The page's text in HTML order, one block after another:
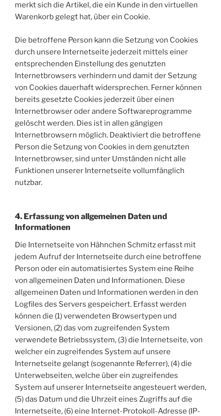
merkt sich die Artikel, die ein Kunde in den virtuellen
Warenkorb gelegt hat, über ein Cookie.
Die betroffene Person kann die Setzung von Cookies
durch unsere Internetseite jederzeit mittels einer
entsprechenden Einstellung des genutzten
Internetbrowsers verhindern und damit der Setzung
von Cookies dauerhaft widersprechen. Ferner können
bereits gesetzte Cookies jederzeit über einen
Internetbrowser oder andere Softwareprogramme
gelöscht werden. Dies ist in allen gängigen
Internetbrowsern möglich. Deaktiviert die betroffene
Person die Setzung von Cookies in dem genutzten
Internetbrowser, sind unter Umständen nicht alle
Funktionen unserer Internetseite vollumfänglich
nutzbar.
4. Erfassung von allgemeinen Daten und
Informationen
Die Internetseite von Hähnchen Schmitz erfasst mit
jedem Aufruf der Internetseite durch eine betroffene
Person oder ein automatisiertes System eine Reihe
von allgemeinen Daten und Informationen. Diese
allgemeinen Daten und Informationen werden in den
Logfiles des Servers gespeichert. Erfasst werden
können die (1) verwendeten Browsertypen und
Versionen, (2) das vom zugreifenden System
verwendete Betriebssystem, (3) die Internetseite, von
welcher ein zugreifendes System auf unsere
Internetseite gelangt (sogenannte Referrer), (4) die
Unterwebseiten, welche über ein zugreifendes
System auf unserer Internetseite angesteuert werden,
(5) das Datum und die Uhrzeit eines Zugriffs auf die
Internetseite, (6) eine Internet-Protokoll-Adresse (IP-